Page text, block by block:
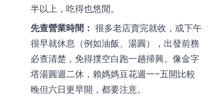
半以上，吃得也悠閒。
先查營業時間： 很多老店賣完就收，或下午
很早就休息（例如油飯、湯圓），出發前務
必查清楚，免得撲空白跑一趟掃興。像金字
塔湯圓週二休，賴媽媽豆花週一~五開比較
晚但六日更早開，都要注意。